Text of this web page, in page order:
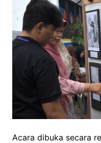
Acara dibuka secara